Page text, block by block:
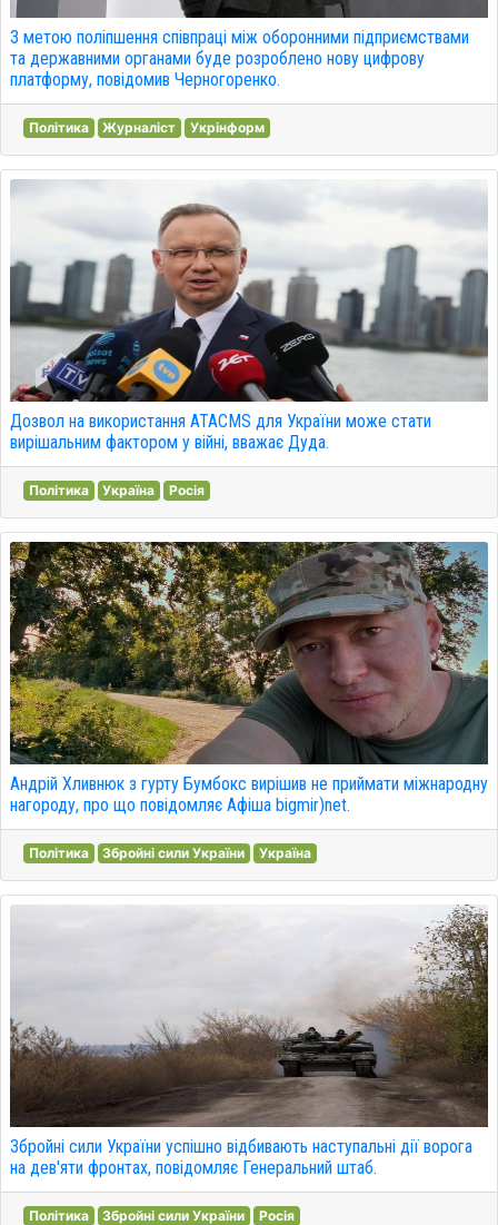
З метою поліпшення співпраці між оборонними підприємствами
та державними органами буде розроблено нову цифрову
платформу, повідомив Черногоренко.
Політика Журналіст Укрінформ
Дозвол на використання ATACMS для України може стати
вирішальним фактором у війні, вважає Дуда.
Політика Україна Росія
Андрій Хливнюк з гурту Бумбокс вирішив не приймати міжнародну
нагороду, про що повідомляє Афіша bigmir)net.
Політика Збройні сили України Україна
Збройні сили України успішно відбивають наступальні дії ворога
на дев'яти фронтах, повідомляє Генеральний штаб.
Політика Збройні сили України Росія